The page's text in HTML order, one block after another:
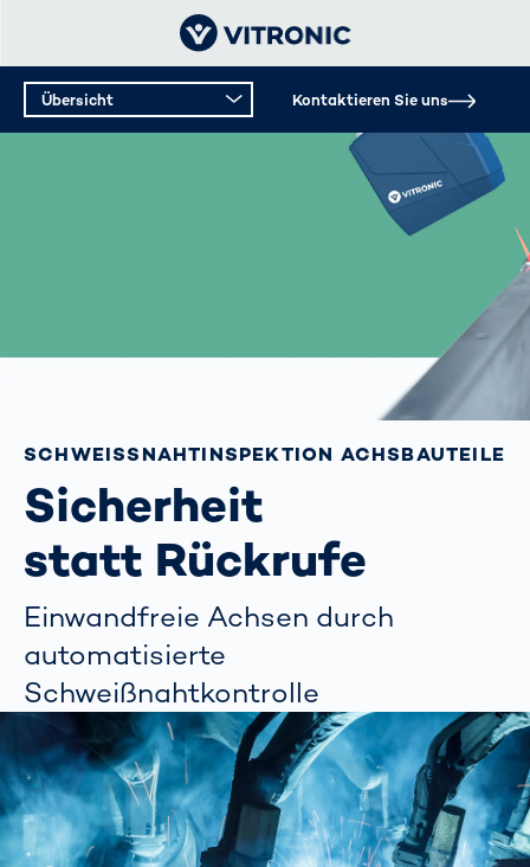
SCHWEISSNAHT­INSPEKTION ACHSBAUTEILE
Sicherheit
statt Rückrufe
Einwandfreie Achsen durch
automatisierte
Schweißnahtkontrolle
Übersicht Kontaktieren Sie uns